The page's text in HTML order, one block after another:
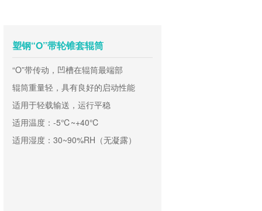
塑钢“O”带轮锥套辊筒
“O”带传动，凹槽在辊筒最端部
辊筒重量轻，具有良好的启动性能
适用于轻载输送，运行平稳
适用温度：-5℃~+40℃
适用湿度：30~90%RH（无凝露）